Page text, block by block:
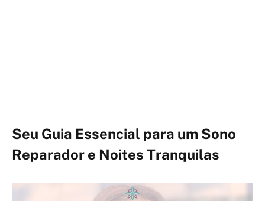
Seu Guia Essencial para um Sono
Reparador e Noites Tranquilas